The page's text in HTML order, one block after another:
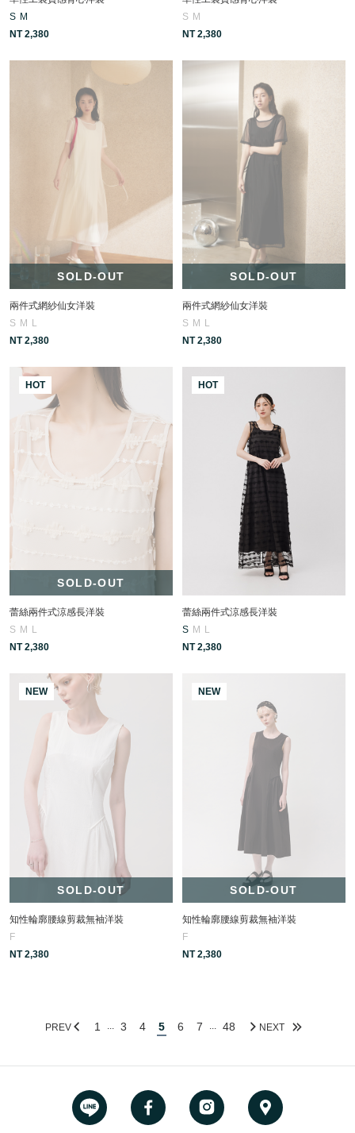
S M
NT 2,380
S M
NT 2,380
SOLD-OUT
兩件式網紗仙女洋裝
S M
L
NT 2,380
SOLD-OUT
兩件式網紗仙女洋裝
S M
L
NT 2,380
SOLD-OUT
HOT
蕾絲兩件式涼感長洋裝
S M
L
NT 2,380
HOT
蕾絲兩件式涼感長洋裝
S M
L
NT 2,380
SOLD-OUT
NEW
知性輪廓腰線剪裁無袖洋裝
F
NT 2,380
SOLD-OUT
NEW
知性輪廓腰線剪裁無袖洋裝
F
NT 2,380
PREV 1 ... 3 4 5 6 7 ... 48 NEXT